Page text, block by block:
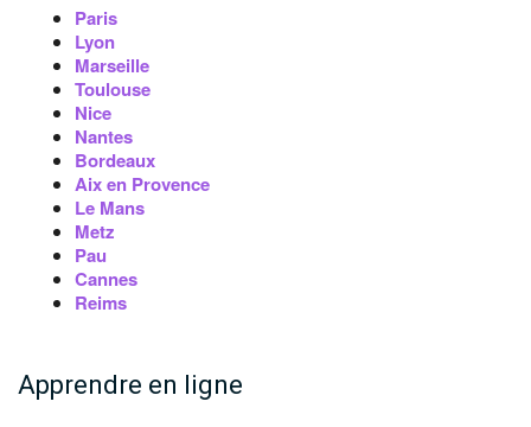
Paris
Lyon
Marseille
Toulouse
Nice
Nantes
Bordeaux
Aix en Provence
Le Mans
Metz
Pau
Cannes
Reims
Apprendre en ligne